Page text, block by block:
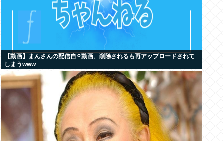
【動画】まんさんの配信自⚪︎動画、削除されるも再アップロードされて
しまうwww